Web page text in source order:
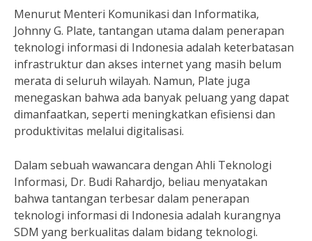
Menurut Menteri Komunikasi dan Informatika,
Johnny G. Plate, tantangan utama dalam penerapan
teknologi informasi di Indonesia adalah keterbatasan
infrastruktur dan akses internet yang masih belum
merata di seluruh wilayah. Namun, Plate juga
menegaskan bahwa ada banyak peluang yang dapat
dimanfaatkan, seperti meningkatkan efisiensi dan
produktivitas melalui digitalisasi.
Dalam sebuah wawancara dengan Ahli Teknologi
Informasi, Dr. Budi Rahardjo, beliau menyatakan
bahwa tantangan terbesar dalam penerapan
teknologi informasi di Indonesia adalah kurangnya
SDM yang berkualitas dalam bidang teknologi.